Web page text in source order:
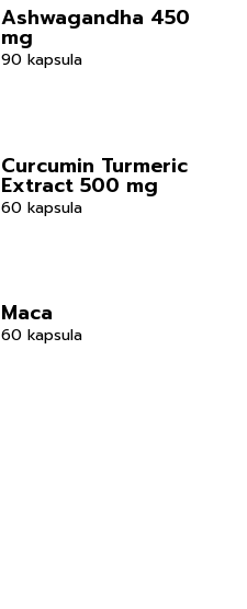
Ashwagandha 450
mg
90 kapsula
Curcumin Turmeric
Extract 500 mg
60 kapsula
Maca
60 kapsula